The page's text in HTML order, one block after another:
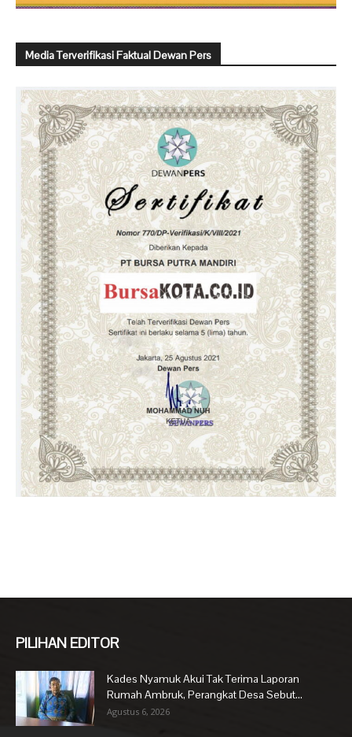
Media Terverifikasi Faktual Dewan Pers
PILIHAN EDITOR
Kades Nyamuk Akui Tak Terima Laporan
Rumah Ambruk, Perangkat Desa Sebut...
Agustus 6, 2026